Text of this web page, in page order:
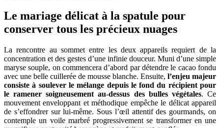
Le mariage délicat à la spatule pour
conserver tous les précieux nuages
La rencontre au sommet entre les deux appareils requiert de la
concentration et des gestes d’une infinie douceur. Muni d’une simple
maryse souple, on commencera d’abord par détendre le cacao fondu
avec une belle cuillerée de mousse blanche. Ensuite, l’enjeu majeur
consiste à soulever le mélange depuis le fond du récipient pour
le ramener soigneusement au-dessus des bulles végétales. Ce
mouvement enveloppant et méthodique empêche le délicat appareil
de s’effondrer sur lui-même. Sous l’œil attentif des gourmands, on
contemple un voile marbré progressivement se transformer en une